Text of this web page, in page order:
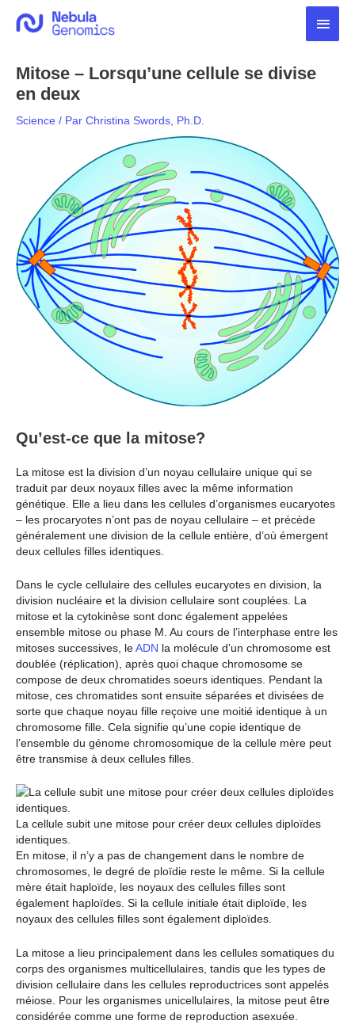
Mitose – Lorsqu’une cellule se divise
en deux
Science / Par Christina Swords, Ph.D.
Qu’est-ce que la mitose?
La mitose est la division d’un noyau cellulaire unique qui se
traduit par deux noyaux filles avec la même information
génétique. Elle a lieu dans les cellules d’organismes eucaryotes
– les procaryotes n’ont pas de noyau cellulaire – et précède
généralement une division de la cellule entière, d’où émergent
deux cellules filles identiques.
Dans le cycle cellulaire des cellules eucaryotes en division, la
division nucléaire et la division cellulaire sont couplées. La
mitose et la cytokinèse sont donc également appelées
ensemble mitose ou phase M. Au cours de l’interphase entre les
mitoses successives, leADN la molécule d’un chromosome est
doublée (réplication), après quoi chaque chromosome se
compose de deux chromatides soeurs identiques. Pendant la
mitose, ces chromatides sont ensuite séparées et divisées de
sorte que chaque noyau fille reçoive une moitié identique à un
chromosome fille. Cela signifie qu’une copie identique de
l’ensemble du génome chromosomique de la cellule mère peut
être transmise à deux cellules filles.
La cellule subit une mitose pour créer deux cellules diploïdes
identiques.
En mitose, il n’y a pas de changement dans le nombre de
chromosomes, le degré de ploïdie reste le même. Si la cellule
mère était haploïde, les noyaux des cellules filles sont
également haploïdes. Si la cellule initiale était diploïde, les
noyaux des cellules filles sont également diploïdes.
La mitose a lieu principalement dans les cellules somatiques du
corps des organismes multicellulaires, tandis que les types de
division cellulaire dans les cellules reproductrices sont appelés
méiose. Pour les organismes unicellulaires, la mitose peut être
considérée comme une forme de reproduction asexuée.